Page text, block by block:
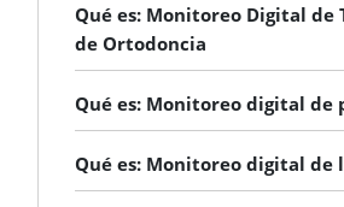
Qué es: Monitoreo Digital de
de Ortodoncia
Qué es: Monitoreo digital de
Qué es: Monitoreo digital de